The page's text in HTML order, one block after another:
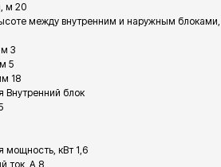
м 20
между внутренним и наружным блоками,
3
5
18
Внутренний блок
мощность, кВт 1,6
ток, А 8